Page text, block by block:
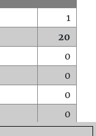
1
20
0
0
0
0